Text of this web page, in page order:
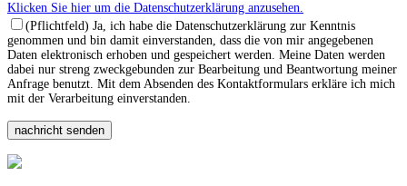
Klicken Sie hier um die Datenschutzerklärung anzusehen.
(Pflichtfeld) Ja, ich habe die Datenschutzerklärung zur Kenntnis
genommen und bin damit einverstanden, dass die von mir angegebenen
Daten elektronisch erhoben und gespeichert werden. Meine Daten werden
dabei nur streng zweckgebunden zur Bearbeitung und Beantwortung meiner
Anfrage benutzt. Mit dem Absenden des Kontaktformulars erkläre ich mich
mit der Verarbeitung einverstanden.